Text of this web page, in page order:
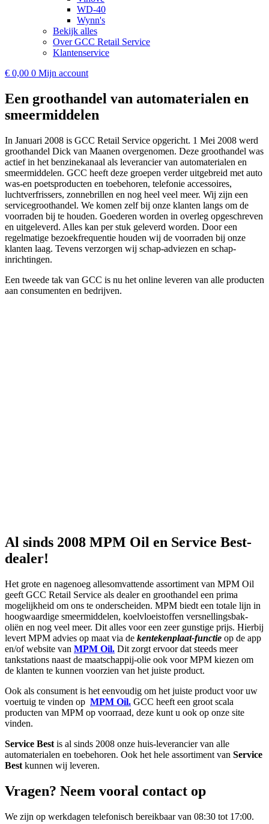
WD-40
Wynn's
Bekijk alles
Over GCC Retail Service
Klantenservice
€ 0,00 0 Mijn account
Een groothandel van automaterialen en
smeermiddelen
In Januari 2008 is GCC Retail Service opgericht. 1 Mei 2008 werd
groothandel Dick van Maanen overgenomen. Deze groothandel was
actief in het benzinekanaal als leverancier van automaterialen en
smeermiddelen. GCC heeft deze groepen verder uitgebreid met auto
was-en poetsproducten en toebehoren, telefonie accessoires,
luchtverfrissers, zonnebrillen en nog heel veel meer. Wij zijn een
servicegroothandel. We komen zelf bij onze klanten langs om de
voorraden bij te houden. Goederen worden in overleg opgeschreven
en uitgeleverd. Alles kan per stuk geleverd worden. Door een
regelmatige bezoekfrequentie houden wij de voorraden bij onze
klanten laag. Tevens verzorgen wij schap-adviezen en schap-
inrichtingen.
Een tweede tak van GCC is nu het online leveren van alle producten
aan consumenten en bedrijven.
Al sinds 2008 MPM Oil en Service Best-
dealer!
Het grote en nagenoeg allesomvattende assortiment van MPM Oil
geeft GCC Retail Service als dealer en groothandel een prima
mogelijkheid om ons te onderscheiden. MPM biedt een totale lijn in
hoogwaardige smeermiddelen, koelvloeistoffen versnellingsbak-
oliën en nog veel meer. Dit alles voor een zeer gunstige prijs. Hierbij
levert MPM advies op maat via de kentekenplaat-functie op de app
en/of website van MPM Oil. Dit zorgt ervoor dat steeds meer
tankstations naast de maatschappij-olie ook voor MPM kiezen om
de klanten te kunnen voorzien van het juiste product.
Ook als consument is het eenvoudig om het juiste product voor uw
voertuig te vinden op MPM Oil. GCC heeft een groot scala
producten van MPM op voorraad, deze kunt u ook op onze site
vinden.
Service Best is al sinds 2008 onze huis-leverancier van alle
automaterialen en toebehoren. Ook het hele assortiment van Service
Best kunnen wij leveren.
Vragen? Neem vooral contact op
We zijn op werkdagen telefonisch bereikbaar van 08:30 tot 17:00.